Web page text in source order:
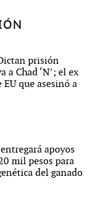
prisión
a Chad ‘N’; el ex
que asesinó a
apoyos
mil pesos para
del ganado